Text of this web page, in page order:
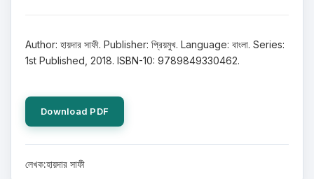
Author: হায়দার সাফী. Publisher: প্রিয়মুখ. Language: বাংলা. Series:
1st Published, 2018. ISBN-10: 9789849330462.
Download PDF
লেখক:হায়দার সাফী